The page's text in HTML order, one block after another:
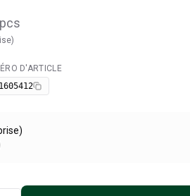
pcs
D'ARTICLE